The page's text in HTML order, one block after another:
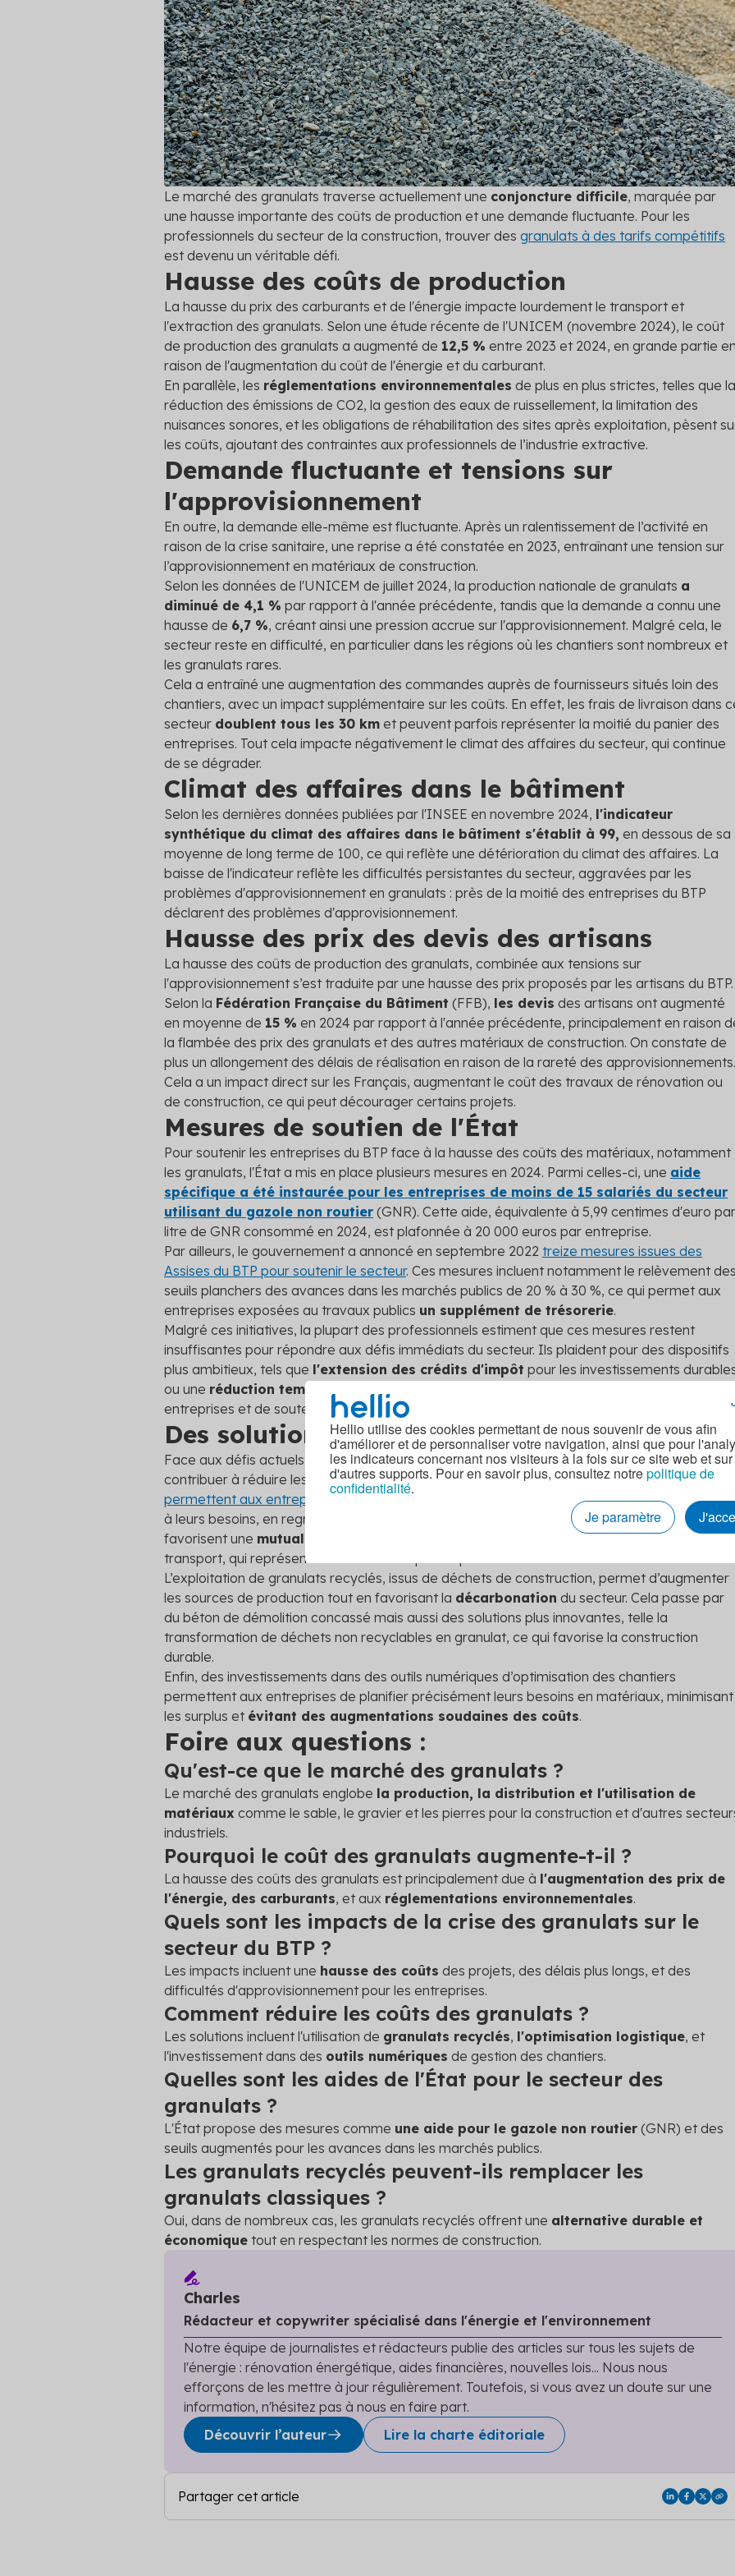
Hellio utilise des cookies permettant de nous souvenir de vous afin
d'améliorer et de personnaliser votre navigation, ainsi que pour
les indicateurs concernant nos visiteurs à la fois sur ce site web et sur
d'autres supports. Pour en savoir plus, consultez notrepolitique de
confidentialité.
Je paramètre
Réglementation
Découvrez les dernières entrées en
vigueur dans le cadre de l'efficacité
énergétique.
Voir toutes les solutions
Le marché des granulats traverse actuellement une conjoncture difficile, marquée par
une hausse importante des coûts de production et une demande fluctuante. Pour les
professionnels du secteur de la construction, trouver des granulats à des tarifs compétitifs
est devenu un véritable défi.
Hausse des coûts de production
La hausse du prix des carburants et de l'énergie impacte lourdement le transport et
l'extraction des granulats. Selon une étude récente de l'UNICEM (novembre 2024), le coût
de production des granulats a augmenté de 12,5 % entre 2023 et 2024, en grande partie
raison de l'augmentation du coût de l'énergie et du carburant.
En parallèle, les réglementations environnementales de plus en plus strictes, telles que la
réduction des émissions de CO2, la gestion des eaux de ruissellement, la limitation des
nuisances sonores, et les obligations de réhabilitation des sites après exploitation, pèsent
les coûts, ajoutant des contraintes aux professionnels de l’industrie extractive.
Demande fluctuante et tensions sur
l'approvisionnement
En outre, la demande elle-même est fluctuante. Après un ralentissement de l’activité en
raison de la crise sanitaire, une reprise a été constatée en 2023, entraînant une tension sur
l’approvisionnement en matériaux de construction.
Selon les données de l'UNICEM de juillet 2024, la production nationale de granulats a
diminué de 4,1 % par rapport à l'année précédente, tandis que la demande a connu une
hausse de 6,7 %, créant ainsi une pression accrue sur l'approvisionnement. Malgré cela, le
secteur reste en difficulté, en particulier dans les régions où les chantiers sont nombreux et
les granulats rares.
Cela a entraîné une augmentation des commandes auprès de fournisseurs situés loin des
chantiers, avec un impact supplémentaire sur les coûts. En effet, les frais de livraison dans
secteur doublent tous les 30 km et peuvent parfois représenter la moitié du panier des
entreprises. Tout cela impacte négativement le climat des affaires du secteur, qui continue
de se dégrader.
Climat des affaires dans le bâtiment
Selon les dernières données publiées par l'INSEE en novembre 2024, l'indicateur
synthétique du climat des affaires dans le bâtiment s'établit à 99, en dessous de sa
moyenne de long terme de 100, ce qui reflète une détérioration du climat des affaires. La
baisse de l'indicateur reflète les difficultés persistantes du secteur, aggravées par les
problèmes d'approvisionnement en granulats : près de la moitié des entreprises du BTP
déclarent des problèmes d'approvisionnement.
Hausse des prix des devis des artisans
La hausse des coûts de production des granulats, combinée aux tensions sur
l'approvisionnement s’est traduite par une hausse des prix proposés par les artisans du BTP.
Selon la Fédération Française du Bâtiment (FFB), les devis des artisans ont augmenté
en moyenne de 15 % en 2024 par rapport à l'année précédente, principalement en raison
la flambée des prix des granulats et des autres matériaux de construction. On constate de
plus un allongement des délais de réalisation en raison de la rareté des approvisionnements.
Cela a un impact direct sur les Français, augmentant le coût des travaux de rénovation ou
de construction, ce qui peut décourager certains projets.
Mesures de soutien de l'État
Pour soutenir les entreprises du BTP face à la hausse des coûts des matériaux, notamment
les granulats, l'État a mis en place plusieurs mesures en 2024. Parmi celles-ci, une aide
spécifique a été instaurée pour les entreprises de moins de 15 salariés du secteur
utilisant du gazole non routier (GNR). Cette aide, équivalente à 5,99 centimes d'euro par
litre de GNR consommé en 2024, est plafonnée à 20 000 euros par entreprise.
Par ailleurs, le gouvernement a annoncé en septembre 2022 treize mesures issues des
Assises du BTP pour soutenir le secteur. Ces mesures incluent notamment le relèvement
seuils planchers des avances dans les marchés publics de 20 % à 30 %, ce qui permet aux
entreprises exposées au travaux publics un supplément de trésorerie.
Malgré ces initiatives, la plupart des professionnels estiment que ces mesures restent
insuffisantes pour répondre aux défis immédiats du secteur. Ils plaident pour des dispositifs
plus ambitieux, tels que l'extension des crédits d'impôt pour les investissements
ou une réduction temporaire de certaines taxes
entreprises et de soutenir efficacement la filière.
Des solutions pour réduire les coûts
Face aux défis actuels du marché des granulats, plusieurssolutions innovantes peuvent
contribuer à réduire les coûts et à stabiliser l’approvisionnement.Des plateformes
permettent aux entreprises de comparer les prix
et de choisir les matériaux les plus
à leurs besoins, en regroupant plus de 2 000 fournisseurs à travers la France. Ces outils
favorisent une mutualisation des ressources et des trajets
, limitant ainsi les frais de
transport, qui représentent souvent une part importante du coût total.
L’exploitation de granulats recyclés, issus de déchets de construction, permet d’augmenter
les sources de production tout en favorisant la décarbonation du secteur. Cela passe par
du béton de démolition concassé mais aussi des solutions plus innovantes, telle la
transformation de déchets non recyclables en granulat, ce qui favorise la construction
durable.
Enfin, des investissements dans des outils numériques d’optimisation des chantiers
permettent aux entreprises de planifier précisément leurs besoins en matériaux, minimisant
les surplus et évitant des augmentations soudaines des coûts.
Foire aux questions :
Qu'est-ce que le marché des granulats ?
Le marché des granulats englobe la production, la distribution et l'utilisation de
matériaux comme le sable, le gravier et les pierres pour la construction et d'autres
industriels.
Pourquoi le coût des granulats augmente-t-il ?
La hausse des coûts des granulats est principalement due à l'augmentation des prix de
l'énergie, des carburants, et aux réglementations environnementales.
Quels sont les impacts de la crise des granulats sur le
secteur du BTP ?
Les impacts incluent une hausse des coûts des projets, des délais plus longs, et des
difficultés d'approvisionnement pour les entreprises.
Comment réduire les coûts des granulats ?
Les solutions incluent l'utilisation de granulats recyclés, l'optimisation logistique, et
l'investissement dans des outils numériques de gestion des chantiers.
Quelles sont les aides de l'État pour le secteur des
granulats ?
L'État propose des mesures comme une aide pour le gazole non routier (GNR) et des
seuils augmentés pour les avances dans les marchés publics.
Les granulats recyclés peuvent-ils remplacer les
granulats classiques ?
Oui, dans de nombreux cas, les granulats recyclés offrent une alternative durable et
économique tout en respectant les normes de construction.
Charles
Rédacteur et copywriter spécialisé dans l'énergie et l'environnement
Notre équipe de journalistes et rédacteurs publie des articles sur tous les sujets de
l'énergie : rénovation énergétique, aides financières, nouvelles lois... Nous nous
efforçons de les mettre à jour régulièrement. Toutefois, si vous avez un doute sur une
information, n'hésitez pas à nous en faire part.
Découvrir l’auteur
Lire la charte éditoriale
Partager cet article